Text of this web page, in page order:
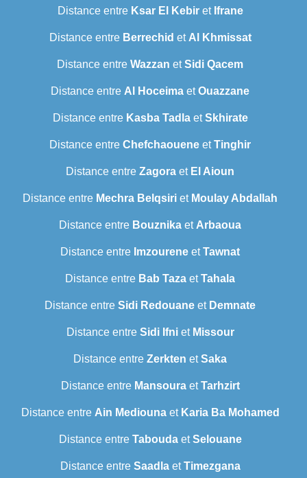
Distance entre Ksar El Kebiret Ifrane
Distance entre Berrechid et Al Khmissat
Distance entre Wazzan etSidi Qacem
Distance entre Al Hoceima etOuazzane
Distance entre Kasba TadlaetSkhirate
Distance entre Chefchaouene etTinghir
Distance entre Zagora et El Aioun
Distance entre Mechra Belqsiri et Moulay Abdallah
Distance entre Bouznika et Arbaoua
Distance entre Imzourene etTawnat
Distance entre Bab Taza etTahala
Distance entre Sidi Redouane et Demnate
Distance entre Sidi Ifniet Missour
Distance entre Zerkten etSaka
Distance entre MansouraetTarhzirt
Distance entre Ain Mediounaet Karia Ba Mohamed
Distance entre TaboudaetSelouane
Distance entre SaadlaetTimezgana